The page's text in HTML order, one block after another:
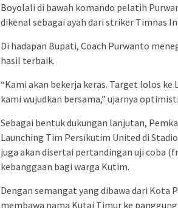
Boyolali di bawah komando pelatih
dikenal sebagai ayah dari striker Timnas
Di hadapan Bupati, Coach Purwanto
hasil terbaik.
“Kami akan bekerja keras. Target lolos ke
kami wujudkan bersama,” ujarnya
Sebagai bentuk dukungan lanjutan,
Launching Tim Persikutim United di
juga akan disertai pertandingan uji coba
kebanggaan bagi warga Kutim.
Dengan semangat yang dibawa dari
membawa nama Kutai Timur ke